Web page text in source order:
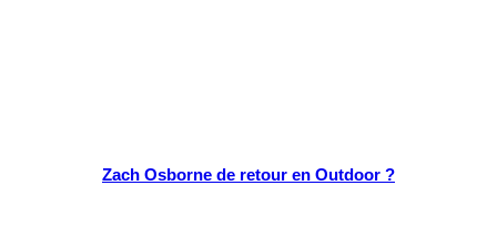
Zach Osborne de retour en Outdoor ?